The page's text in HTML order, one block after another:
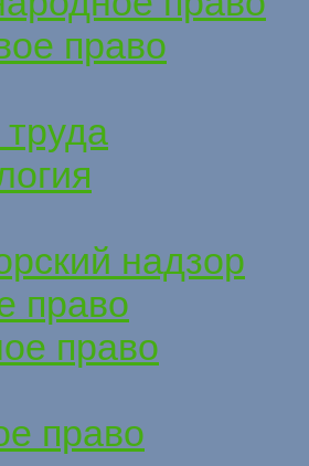
право
надзор
право
право
право